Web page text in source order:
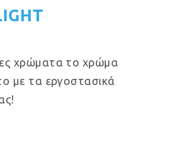
χρώματα το χρώμα
με τα εργοστασικά